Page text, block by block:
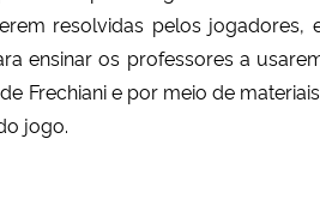
resolvidas pelos
ensinar os professores a
Frechiani e por meio de
jogo.